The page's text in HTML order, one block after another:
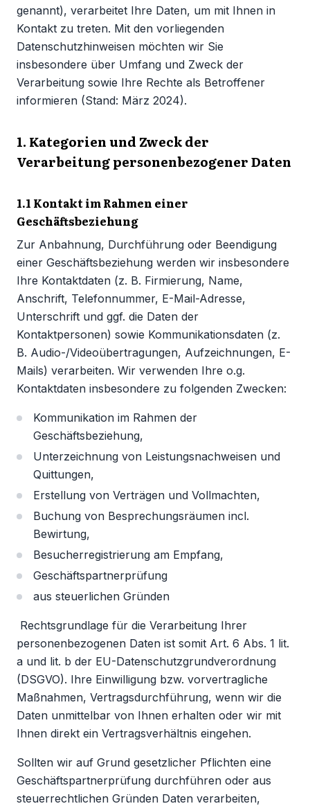
genannt), verarbeitet Ihre Daten, um mit Ihnen in
Kontakt zu treten. Mit den vorliegenden
Datenschutzhinweisen möchten wir Sie
insbesondere über Umfang und Zweck der
Verarbeitung sowie Ihre Rechte als Betroffener
informieren (Stand: März 2024).
1. Kategorien und Zweck der
Verarbeitung personenbezogener Daten
1.1 Kontakt im Rahmen einer
Geschäftsbeziehung
Zur Anbahnung, Durchführung oder Beendigung
einer Geschäftsbeziehung werden wir insbesondere
Ihre Kontaktdaten (z. B. Firmierung, Name,
Anschrift, Telefonnummer, E-Mail-Adresse,
Unterschrift und ggf. die Daten der
Kontaktpersonen) sowie Kommunikationsdaten (z.
B. Audio-/Videoübertragungen, Aufzeichnungen, E-
Mails) verarbeiten. Wir verwenden Ihre o.g.
Kontaktdaten insbesondere zu folgenden Zwecken:
Kommunikation im Rahmen der
Geschäftsbeziehung,
Unterzeichnung von Leistungsnachweisen und
Quittungen,
Erstellung von Verträgen und Vollmachten,
Buchung von Besprechungsräumen incl.
Bewirtung,
Besucherregistrierung am Empfang,
Geschäftspartnerprüfung
aus steuerlichen Gründen
Rechtsgrundlage für die Verarbeitung Ihrer
personenbezogenen Daten ist somit Art. 6 Abs. 1 lit.
a und lit. b der EU-Datenschutzgrundverordnung
(DSGVO). Ihre Einwilligung bzw. vorvertragliche
Maßnahmen, Vertragsdurchführung, wenn wir die
Daten unmittelbar von Ihnen erhalten oder wir mit
Ihnen direkt ein Vertragsverhältnis eingehen.
Sollten wir auf Grund gesetzlicher Pflichten eine
Geschäftspartnerprüfung durchführen oder aus
steuerrechtlichen Gründen Daten verarbeiten,